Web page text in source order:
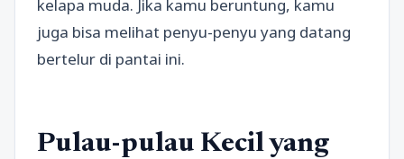
kelapa muda. Jika kamu beruntung, kamu
juga bisa melihat penyu-penyu yang datang
bertelur di pantai ini.
Pulau-pulau Kecil yang